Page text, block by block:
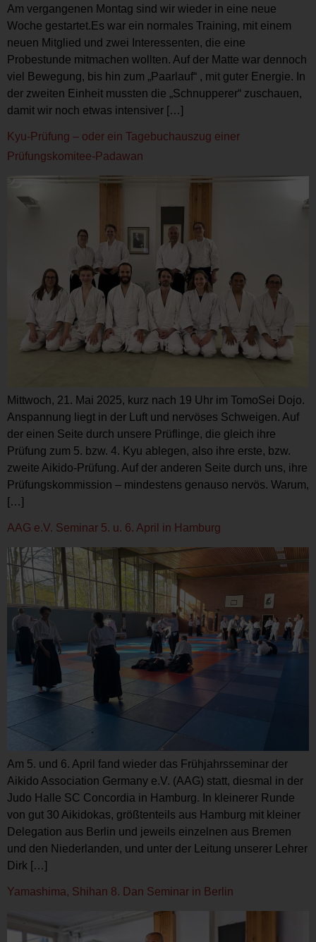
Am vergangenen Montag sind wir wieder in eine neue
Woche gestartet.Es war ein normales Training, mit einem
neuen Mitglied und zwei Interessenten, die eine
Probestunde mitmachen wollten. Auf der Matte war dennoch
viel Bewegung, bis hin zum „Paarlauf“ , mit guter Energie. In
der zweiten Einheit mussten die „Schnupperer“ zuschauen,
damit wir noch etwas intensiver […]
Kyu-Prüfung – oder ein Tagebuchauszug einer
Prüfungskomitee-Padawan
Mittwoch, 21. Mai 2025, kurz nach 19 Uhr im TomoSei Dojo.
Anspannung liegt in der Luft und nervöses Schweigen. Auf
der einen Seite durch unsere Prüflinge, die gleich ihre
Prüfung zum 5. bzw. 4. Kyu ablegen, also ihre erste, bzw.
zweite Aikido-Prüfung. Auf der anderen Seite durch uns, ihre
Prüfungskommission – mindestens genauso nervös. Warum,
[…]
AAG e.V. Seminar 5. u. 6. April in Hamburg
Am 5. und 6. April fand wieder das Frühjahrsseminar der
Aikido Association Germany e.V. (AAG) statt, diesmal in der
Judo Halle SC Concordia in Hamburg. In kleinerer Runde
von gut 30 Aikidokas, größtenteils aus Hamburg mit kleiner
Delegation aus Berlin und jeweils einzelnen aus Bremen
und den Niederlanden, und unter der Leitung unserer Lehrer
Dirk […]
Yamashima, Shihan 8. Dan Seminar in Berlin